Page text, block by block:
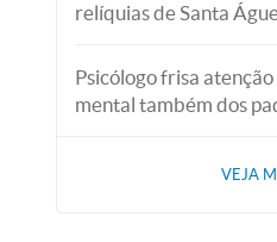
relíquias de Santa
Psicólogo frisa
mental também dos
VEJA